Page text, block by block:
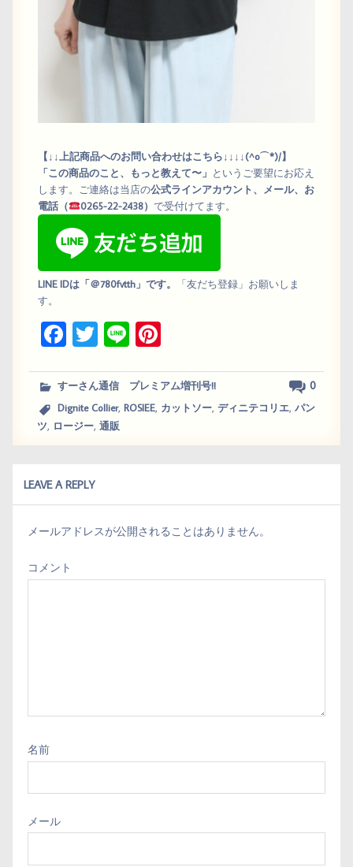
【↓↓上記商品へのお問い合わせはこちら↓↓↓↓(^o⌒*)/】
「この商品のこと、もっと教えて〜」 というご要望にお応え
します。ご連絡は当店の公式ラインアカウント、メール、お
電話（
0265-22-2438） で受付けてます。
LINE IDは「＠780fvtth」です。
「友だち登録」お願いしま
す。
Fa
bo
ok
T
tt
er
Li
er
es
0
すーさん通信 プレミアム増刊号!!
Dignite Collier,ROSIEE, カットソー,ディニテコリエ,パン
ツ, ロージー,通販
LEAVE A REPLY
メールアドレスが公開されることはありません。
コメント
名前
メール